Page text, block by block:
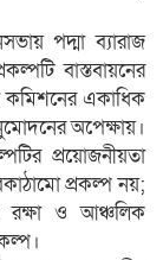
পদ্মা ব্যারাজ
বাস্তবায়নের
কমিশনের একাধিক
অপেক্ষায়।
প্রয়োজনীয়তা
প্রকল্প নয়;
রক্ষা ও আঞ্চলিক